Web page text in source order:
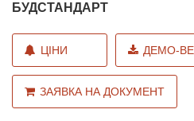
БУДСТАНДАРТ
ЦІНИ ДЕМО-
ЗАЯВКА НА ДОКУМЕНТ